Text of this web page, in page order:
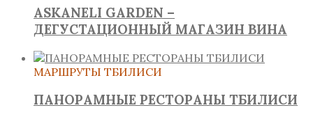
ASKANELI GARDEN –
ДЕГУСТАЦИОННЫЙ МАГАЗИН ВИНА
МАРШРУТЫ ТБИЛИСИ
ПАНОРАМНЫЕ РЕСТОРАНЫ ТБИЛИСИ